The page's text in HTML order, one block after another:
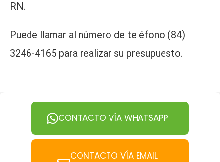
RN.
Puede llamar al número de teléfono (84)
3246-4165 para realizar su presupuesto.
CONTACTO VÍA WHATSAPP
CONTACTO VÍA EMAIL